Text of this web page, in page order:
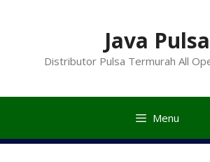
Java Pulsa
Distributor Pulsa Termurah All
Menu